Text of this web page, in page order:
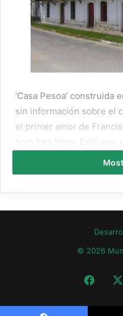
‘Casa Pesoa’ construida
sin información sobre el
el primer amor de
tuvo tres hijos: Emiliano,
Alberzoni casi Teniente
la familiar Silva Pinar.
¿SABÍAS QUE?
© 2026